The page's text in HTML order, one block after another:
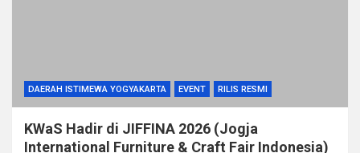
DAERAH ISTIMEWA YOGYAKARTA EVENT RILIS RESMI
KWaS Hadir di JIFFINA 2026 (Jogja
International Furniture & Craft Fair Indonesia)